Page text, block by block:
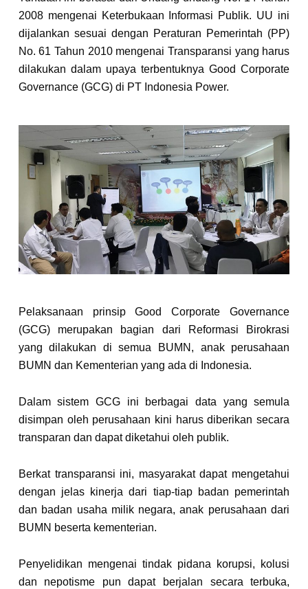
2008 mengenai Keterbukaan Informasi Publik. UU ini
dijalankan sesuai dengan Peraturan Pemerintah (PP)
No. 61 Tahun 2010 mengenai Transparansi yang harus
dilakukan dalam upaya terbentuknya Good Corporate
Governance (GCG) di PT Indonesia Power.
Pelaksanaan prinsip Good Corporate Governance
(GCG) merupakan bagian dari Reformasi Birokrasi
yang dilakukan di semua BUMN, anak perusahaan
BUMN dan Kementerian yang ada di Indonesia.
Dalam sistem GCG ini berbagai data yang semula
disimpan oleh perusahaan kini harus diberikan secara
transparan dan dapat diketahui oleh publik.
Berkat transparansi ini, masyarakat dapat mengetahui
dengan jelas kinerja dari tiap-tiap badan pemerintah
dan badan usaha milik negara, anak perusahaan dari
BUMN beserta kementerian.
Penyelidikan mengenai tindak pidana korupsi, kolusi
dan nepotisme pun dapat berjalan secara terbuka,